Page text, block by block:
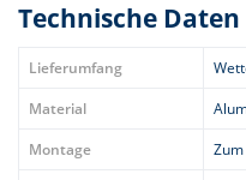
Technische Daten
Lieferumfang
Material
Montage